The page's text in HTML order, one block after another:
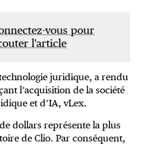
vous pour
l'article
juridique, a rendu
l’acquisition de la société
et d’IA, vLex.
dollars représente la plus
de Clio. Par conséquent,